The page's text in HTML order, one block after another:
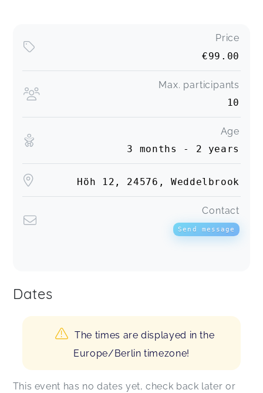
Price
€99.00
Max. participants
10
Age
3 months - 2 years
Höh 12, 24576, Weddelbrook
Contact
Send message
Dates
The times are displayed in the
Europe/Berlin timezone!
This event has no dates yet, check back later or